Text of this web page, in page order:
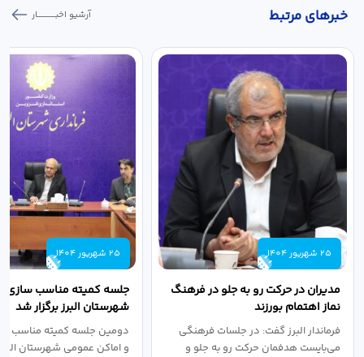
خبر‌های مرتبط آرشیو اخبـــــــــــار
25 شهریور 1404
مدیران در حرکت رو به جلو در فرهنگ
نماز اهتمام بورزند
فرماندار البرز گفت: در جلسات فرهنگی
می‌بایست هدفمان حرکت رو به جلو و
25 شهریور 1404
جلسه کمیته مناسب سازی
شهرستان البرز برگزار شد
دومین جلسه کمیته مناسب
و اماکن عمومی شهرستان